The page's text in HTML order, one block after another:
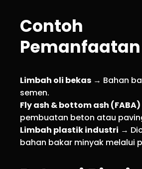
Contoh
Pemanfaatan
Limbah oli bekas → Bahan
semen.
Fly ash & bottom ash (FABA)
pembuatan beton atau
Limbah plastik industri →
bahan bakar minyak melalui